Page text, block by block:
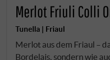
Merlot Friuli Colli
Tunella | Friaul
Merlot aus dem Friaul –
Bordelais, sondern wie